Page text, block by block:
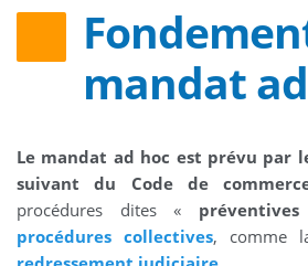
mandat
Le mandat ad hoc est prévu par
suivant du Code de
procédures dites « préventives
procédures collectives, comme